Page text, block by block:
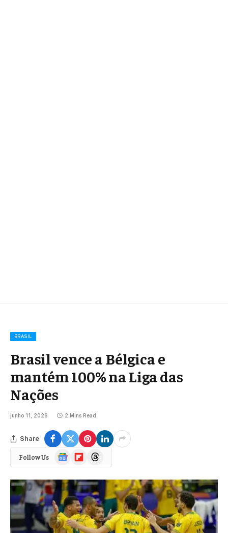
BRASIL
Brasil vence a Bélgica e
mantém 100% na Liga das
Nações
junho 11, 2026 2 Mins Read
Share
Follow Us
Google
News
FlipboardThreads